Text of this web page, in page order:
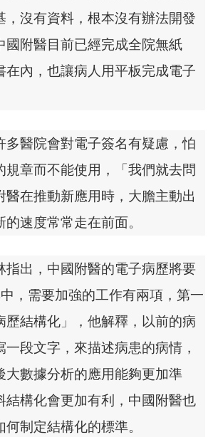
，沒有資料，根本沒有辦法開發
國附醫目前已經完成全院無紙
在內，也讓病人用平板完成電子
多醫院會對電子簽名有疑慮，怕
規章而不能使用，「我們就去問
醫在推動新應用時，大膽主動出
速度常常走在前面。
指出，中國附醫的電子病歷將要
，需要加強的工作有兩項，第一
歷結構化」，他解釋，以前的病
一段文字，來描述病患的病情，
大數據分析的應用能夠更加準
結構化會更加有利，中國附醫也
制定結構化的標準。